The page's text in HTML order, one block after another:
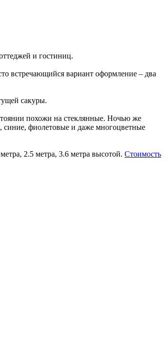
и гостиниц.
встречающийся вариант оформление – два
сакуры.
похожи на стеклянные. Ночью же
синие, фиолетовые и даже многоцветные
2.5 метра, 3.6 метра высотой. Стоимость